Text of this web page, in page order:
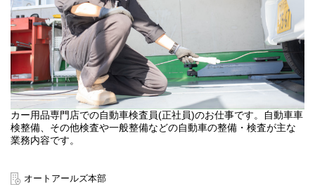
カー用品専門店での自動車検査員(正社員)のお仕事です。自動車車
検整備、その他検査や一般整備などの自動車の整備・検査が主な
業務内容です。
ールズの中心的な運営をお願いいたします。
オートアールズ本部